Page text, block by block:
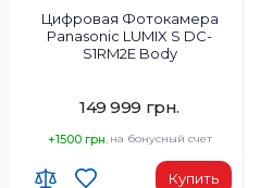
Цифровая Фотокамера
Panasonic LUMIX S DC-
S1RM2E Body
149 999 грн.
+1500 грн. на бонусный счет
Купить